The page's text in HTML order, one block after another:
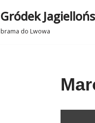
Gródek
brama do Lwowa